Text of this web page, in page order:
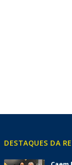
DESTAQUES DA